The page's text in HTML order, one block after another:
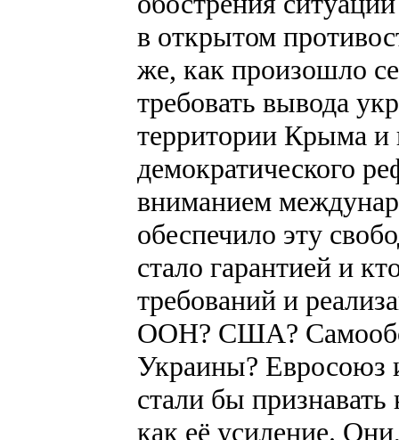
в открытом
же, как произошло
требовать вывода
территории Крыма и
демократического
вниманием
обеспечило эту
стало гарантией и
требований и
ООН? США?
Украины?
стали бы
как её усиление.